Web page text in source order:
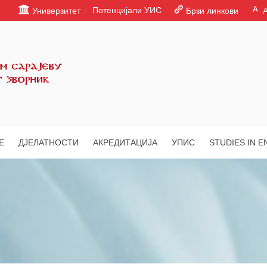
Брзи линкови
Потенцијали УИС
Универзитет
ДЈЕЛАТНОСТИ АКРЕДИТАЦИЈА УПИС STUDIES IN